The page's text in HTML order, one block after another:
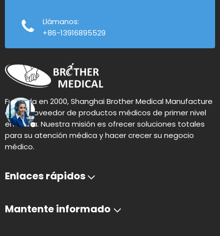
Llámanos:
+86-13916895529
Fundada en 2000, Shanghai Brother Medical Manufacture
es un proveedor de productos médicos de primer nivel
en China. Nuestra misión es ofrecer soluciones totales
para su atención médica y hacer crecer su negocio
médico.
Enlaces rápidos
Mantente informado